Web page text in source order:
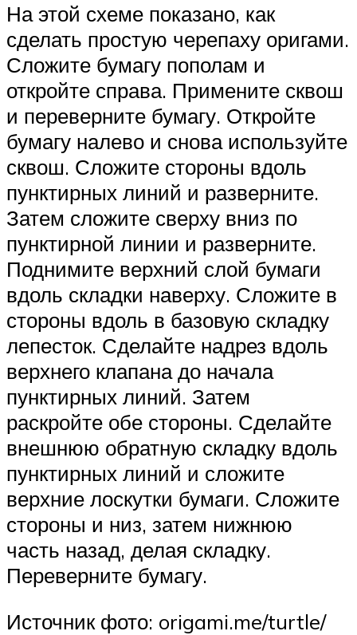
На этой схеме показано, как
сделать простую черепаху оригами.
Сложите бумагу пополам и
откройте справа. Примените сквош
и переверните бумагу. Откройте
бумагу налево и снова используйте
сквош. Сложите стороны вдоль
пунктирных линий и разверните.
Затем сложите сверху вниз по
пунктирной линии и разверните.
Поднимите верхний слой бумаги
вдоль складки наверху. Сложите в
стороны вдоль в базовую складку
лепесток. Сделайте надрез вдоль
верхнего клапана до начала
пунктирных линий. Затем
раскройте обе стороны. Сделайте
внешнюю обратную складку вдоль
пунктирных линий и сложите
верхние лоскутки бумаги. Сложите
стороны и низ, затем нижнюю
часть назад, делая складку.
Переверните бумагу.
Источник фото: origami.me/turtle/